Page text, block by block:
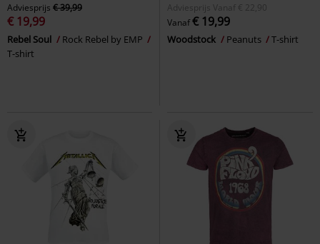
Adviesprijs € 39,99
€ 19,99
Rebel Soul
Rock Rebel by EMP
T-shirt
Adviesprijs
Vanaf € 22,90
Vanaf€ 19,99
Woodstock Peanuts T-shirt